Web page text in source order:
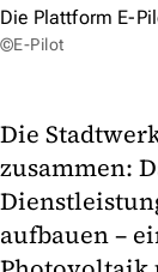
Die Plattform E-
©E-Pilot
Die
zusammen:
aufbauen –